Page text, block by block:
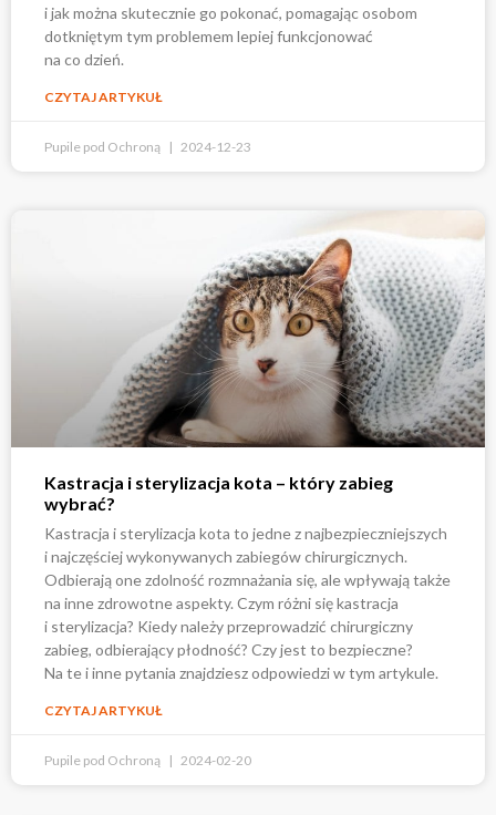
i jak można skutecznie go pokonać, pomagając osobom
dotkniętym tym problemem lepiej funkcjonować
na co dzień.
CZYTAJ ARTYKUŁ
Pupile pod Ochroną 2024-12-23
Kastracja i sterylizacja kota – który zabieg
wybrać?
Kastracja i sterylizacja kota to jedne z najbezpieczniejszych
i najczęściej wykonywanych zabiegów chirurgicznych.
Odbierają one zdolność rozmnażania się, ale wpływają także
na inne zdrowotne aspekty. Czym różni się kastracja
i sterylizacja? Kiedy należy przeprowadzić chirurgiczny
zabieg, odbierający płodność? Czy jest to bezpieczne?
Na te i inne pytania znajdziesz odpowiedzi w tym artykule.
CZYTAJ ARTYKUŁ
Pupile pod Ochroną 2024-02-20